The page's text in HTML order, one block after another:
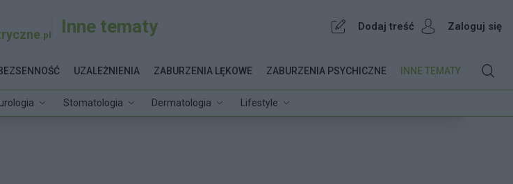
.pl Inne tematy Dodaj treść Zaloguj się
Stomatologia Dermatologia Lifestyle
BEZSENNOŚĆ UZALEŻNIENIA ZABURZENIA LĘKOWE ZABURZENIA PSYCHICZNE INNE TEMATY